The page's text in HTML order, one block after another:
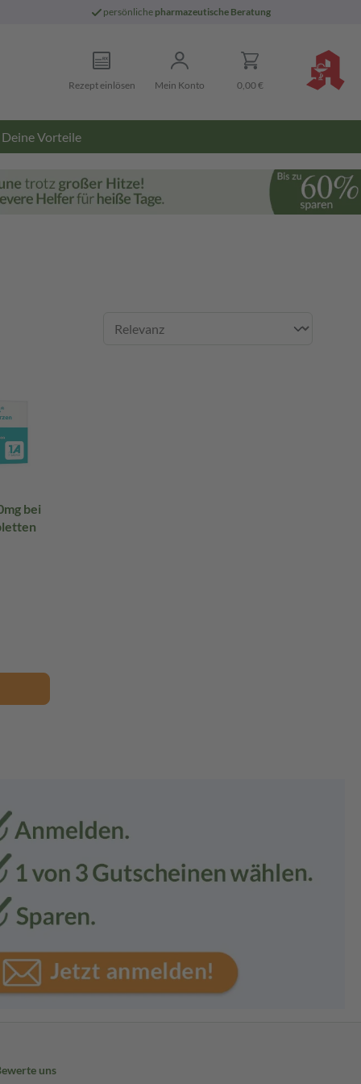
persönliche pharmazeutische Beratung
Rezept einlösen Mein Konto 0,00 €
Deine Vorteile
bei
uns